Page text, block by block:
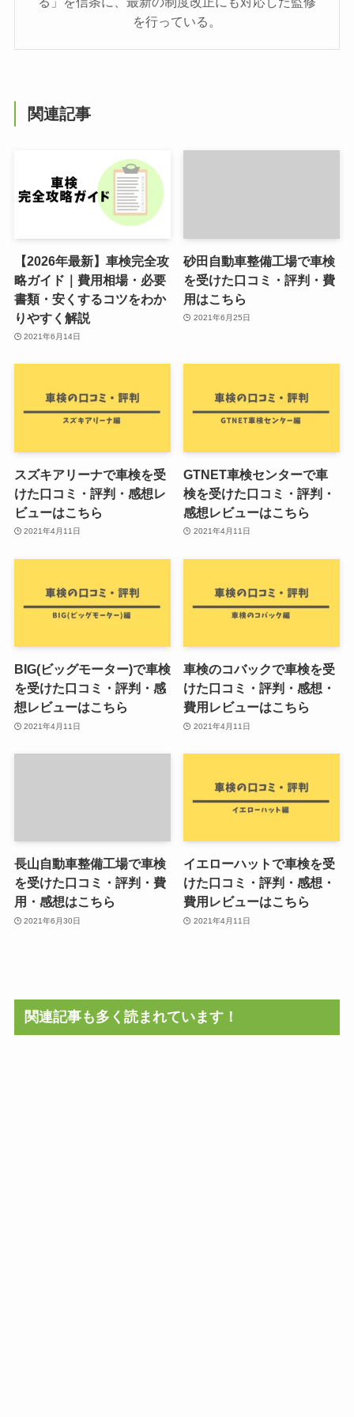
を行っている。
関連記事
【2026年最新】車検完全攻
略ガイド｜費用相場・必要
書類・安くするコツをわか
りやすく解説
2021年6月14日
砂田自動車整備工場で車検
を受けた口コミ・評判・費
用はこちら
2021年6月25日
スズキアリーナで車検を受
けた口コミ・評判・感想レ
ビューはこちら
2021年4月11日
GTNET車検センターで車
検を受けた口コミ・評判・
感想レビューはこちら
2021年4月11日
BIG(ビッグモーター)で車検
を受けた口コミ・評判・感
想レビューはこちら
2021年4月11日
車検のコバックで車検を受
けた口コミ・評判・感想・
費用レビューはこちら
2021年4月11日
長山自動車整備工場で車検
を受けた口コミ・評判・費
用・感想はこちら
2021年6月30日
イエローハットで車検を受
けた口コミ・評判・感想・
費用レビューはこちら
2021年4月11日
関連記事も多く読まれています！